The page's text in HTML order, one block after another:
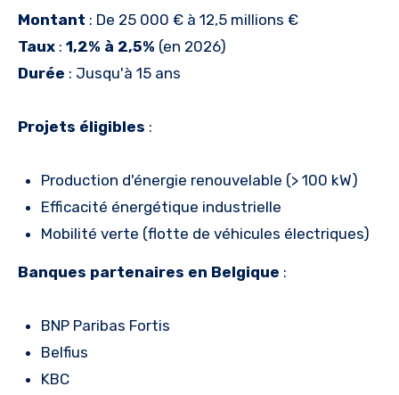
Montant : De 25 000 € à 12,5 millions €
Taux : 1,2% à 2,5% (en 2026)
Durée : Jusqu'à 15 ans
Projets éligibles :
Production d'énergie renouvelable (> 100 kW)
Efficacité énergétique industrielle
Mobilité verte (flotte de véhicules électriques)
Banques partenaires en Belgique :
BNP Paribas Fortis
Belfius
KBC